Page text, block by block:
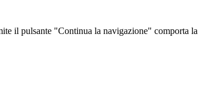
il pulsante "Continua la navigazione" comporta la